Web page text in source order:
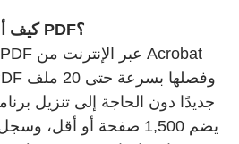
كيف أفصل الصفحات في ملف PDF؟